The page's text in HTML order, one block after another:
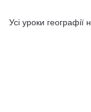
Усі уроки географії